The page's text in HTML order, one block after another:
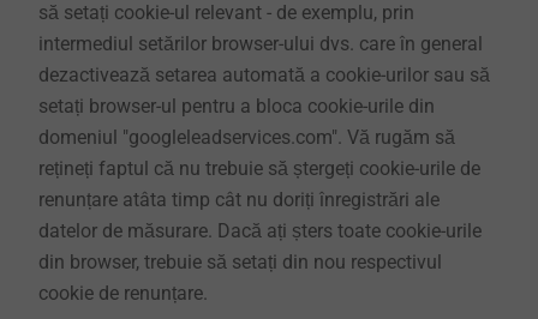
să setați cookie-ul relevant - de exemplu, prin
intermediul setărilor browser-ului dvs. care în general
dezactivează setarea automată a cookie-urilor sau să
setați browser-ul pentru a bloca cookie-urile din
domeniul "googleleadservices.com". Vă rugăm să
rețineți faptul că nu trebuie să ștergeți cookie-urile de
renunțare atâta timp cât nu doriți înregistrări ale
datelor de măsurare. Dacă ați șters toate cookie-urile
din browser, trebuie să setați din nou respectivul
cookie de renunțare.